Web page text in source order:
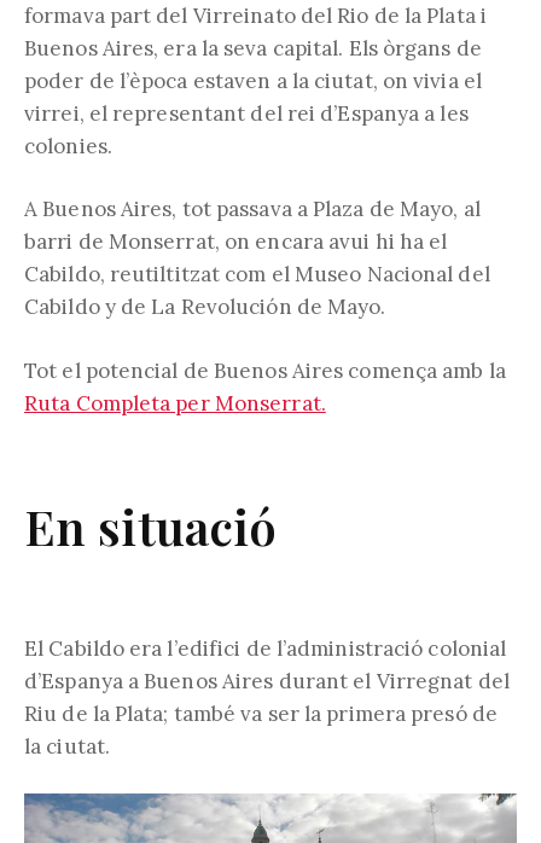
formava part del Virreinato del Rio de la Plata i
Buenos Aires, era la seva capital. Els òrgans de
poder de l’època estaven a la ciutat, on vivia el
virrei, el representant del rei d’Espanya a les
colonies.
A Buenos Aires, tot passava a Plaza de Mayo, al
barri de Monserrat, on encara avui hi ha el
Cabildo, reutiltitzat com el Museo Nacional del
Cabildo y de La Revolución de Mayo.
Tot el potencial de Buenos Aires comença amb la
Ruta Completa per Monserrat.
En situació
El Cabildo era l’edifici de l’administració colonial
d’Espanya a Buenos Aires durant el Virregnat del
Riu de la Plata; també va ser la primera presó de
la ciutat.